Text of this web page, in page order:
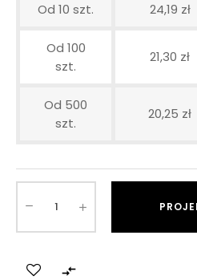
Od 10 szt. 24,19 zł
Od 100
szt.
21,30 zł
Od 500
szt.
20,25 zł
